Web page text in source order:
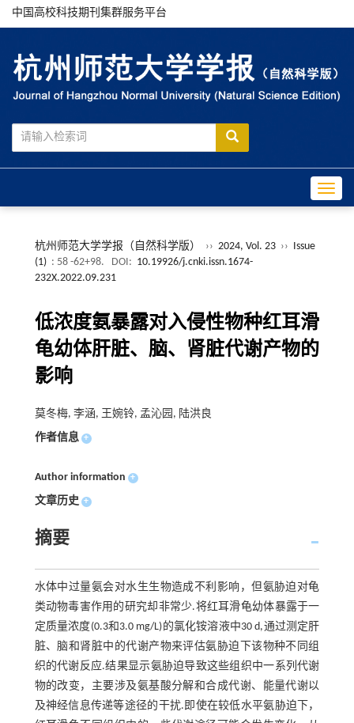
中国高校科技期刊集群服务平台
杭州师范大学学报（自然科学版） ›› 2024, Vol. 23 ›› Issue
(1) : 58 -62+98. DOI: 10.19926/j.cnki.issn.1674-
232X.2022.09.231
低浓度氨暴露对入侵性物种红耳滑
龟幼体肝脏、脑、肾脏代谢产物的
影响
莫冬梅, 李涵, 王婉铃, 孟沁园, 陆洪良
作者信息 +
Author information +
文章历史 +
摘要
水体中过量氨会对水生生物造成不利影响，但氨胁迫对龟
类动物毒害作用的研究却非常少.将红耳滑龟幼体暴露于一
定质量浓度(0.3和3.0 mg/L)的氯化铵溶液中30 d,通过测定肝
脏、脑和肾脏中的代谢产物来评估氨胁迫下该物种不同组
织的代谢反应.结果显示氨胁迫导致这些组织中一系列代谢
物的改变，主要涉及氨基酸分解和合成代谢、能量代谢以
及神经信息传递等途径的干扰.即使在较低水平氨胁迫下，